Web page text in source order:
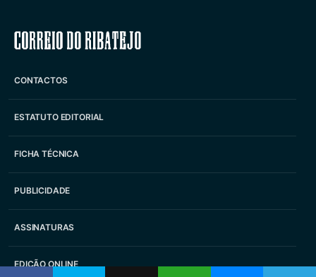
Correio do Ribatejo
CONTACTOS
ESTATUTO EDITORIAL
FICHA TÉCNICA
PUBLICIDADE
ASSINATURAS
EDIÇÃO ONLINE